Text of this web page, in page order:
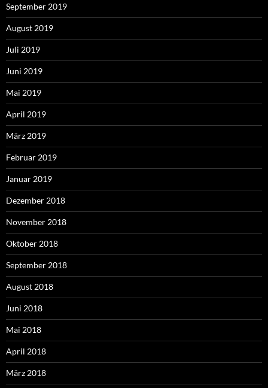
September 2019
August 2019
Juli 2019
Juni 2019
Mai 2019
April 2019
März 2019
Februar 2019
Januar 2019
Dezember 2018
November 2018
Oktober 2018
September 2018
August 2018
Juni 2018
Mai 2018
April 2018
März 2018